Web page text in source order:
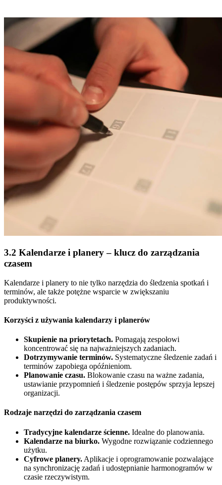
3.2 Kalendarze i planery – klucz do zarządzania
czasem
Kalendarze i planery to nie tylko narzędzia do śledzenia spotkań i
terminów, ale także potężne wsparcie w zwiększaniu
produktywności.
Korzyści z używania kalendarzy i planerów
Skupienie na priorytetach. Pomagają zespołowi
koncentrować się na najważniejszych zadaniach.
Dotrzymywanie terminów. Systematyczne śledzenie zadań i
terminów zapobiega opóźnieniom.
Planowanie czasu. Blokowanie czasu na ważne zadania,
ustawianie przypomnień i śledzenie postępów sprzyja lepszej
organizacji.
Rodzaje narzędzi do zarządzania czasem
Tradycyjne kalendarze ścienne. Idealne do planowania.
Kalendarze na biurko. Wygodne rozwiązanie codziennego
użytku.
Cyfrowe planery. Aplikacje i oprogramowanie pozwalające
na synchronizację zadań i udostępnianie harmonogramów w
czasie rzeczywistym.